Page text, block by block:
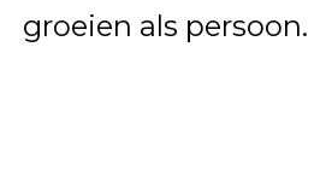
groeien als persoon.